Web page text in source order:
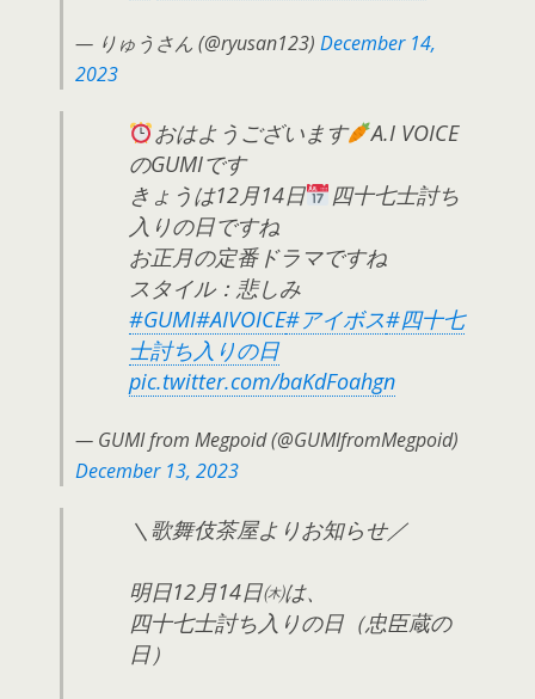
— りゅうさん (@ryusan123) December 14,
2023
おはようございます
A.I VOICE
のGUMIです
きょうは12月14日
四十七士討ち
入りの日ですね
お正月の定番ドラマですね
スタイル：悲しみ
#GUMI#AIVOICE#アイボス#四十七
士討ち入りの日
pic.twitter.com/baKdFoahgn
— GUMI from Megpoid (@GUMIfromMegpoid)
December 13, 2023
＼歌舞伎茶屋よりお知らせ／
明日12月14日㈭は、
四十七士討ち入りの日（忠臣蔵の
日）